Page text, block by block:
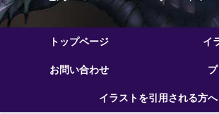
トップページ イ
お問い合わせ
イラストを引用される方へ